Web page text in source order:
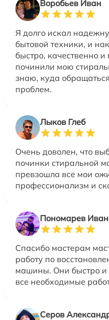
Воробьев Иван
Я долго искал
бытовой техники, и
быстро, качественно
починили мою
знаю, куда
проблем.
Лыков Глеб
Очень доволен, что
починки стиральной
превзошла все мои
профессионализм и
Пономарев Иван
Спасибо мастерам
работу по
машины. Они быстро и
все необходимые
Серов